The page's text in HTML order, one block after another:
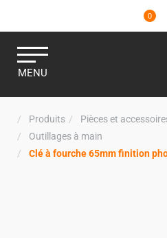
0
MENU
Produits Pièces et
Outillages à main
Clé à fourche 65mm finition